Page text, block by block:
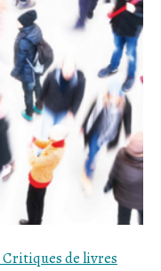
Critiquesde livres